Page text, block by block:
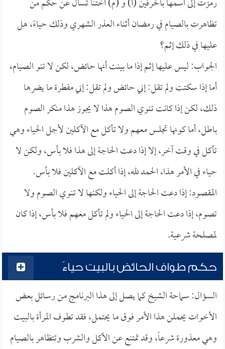
تظاهرت بالصيام في رمضان أثناء العذر الشهري وذلك حياءً، هل
عليها في ذلك إثم؟
الجواب: ليس عليها إثم إذا ما بينت أنها حائض، لكن لا تنو الصيام،
أما إذا سكتت ولم تقل: إني حائض ولم تقل: إني مفطرة ما يضرها
ذلك، لكن إذا كانت تنوي الصوم هذا لا يجوز هذا منكر الصوم
باطل، أما كونها تجلس معهم ولا تأكل مع الآكلين لأجل الحياء وهي
تأكل في وقت آخر، إلا إذا دعت الحاجة إلى هذا فلا بأس، ولكن لا
حياء في الأمر هذا، الحمد لله، إذا أكلت مع الآكلين فلا بأس.
المقصود: إذا دعت الحاجة إلى الحياء ولكنها لا تنوي الصوم ولا
تصوم، إذا دعت الحاجة إلى الحياء ولم تأكل معهم فلا بأس، إذا كان
لمصلحة شرعية.
حكم طواف الحائض بالبيت حياءً
السؤال: سماحة الشيخ كما يصل إلى هذا البرنامج من رسائل بعض
الأخوات يحملن هذا الأمر فوق ما يحتمل، فقد تطوف المرأة بالبيت
وهي معذورة شرعاً، وقد تمتنع عن الأكل والشرب وتتظاهر بالصيام